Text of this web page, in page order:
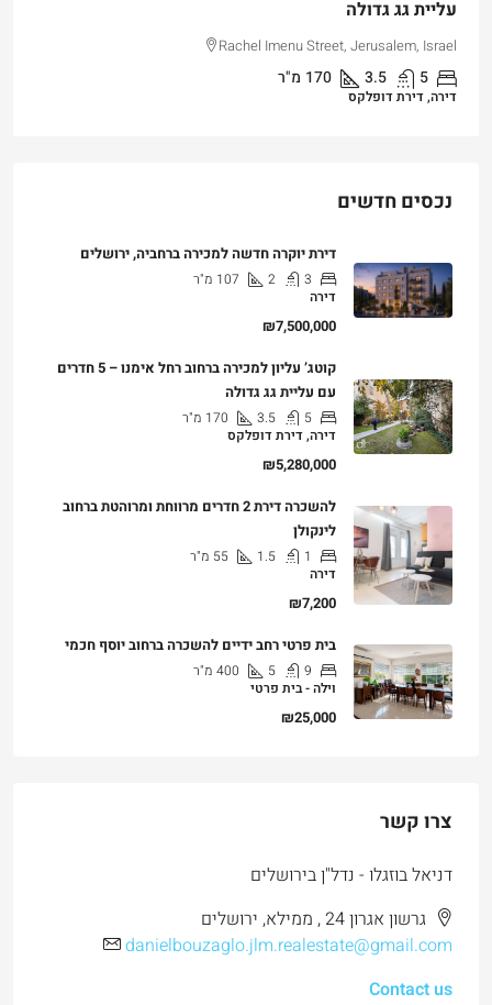
עליית גג גדולה
Rachel Imenu Street, Jerusalem, Israel
5
3.5
170 מ"ר
דירה, דירת דופלקס
נכסים חדשים
דירת יוקרה חדשה למכירה ברחביה, ירושלים
3
2
107 מ"ר
דירה
₪7,500,000
קוטג’ עליון למכירה ברחוב רחל אימנו – 5 חדרים
עם עליית גג גדולה
5
3.5
170 מ"ר
דירה, דירת דופלקס
₪5,280,000
להשכרה דירת 2 חדרים מרווחת ומרוהטת ברחוב
לינקולן
1
1.5
55 מ"ר
דירה
₪7,200
בית פרטי רחב ידיים להשכרה ברחוב יוסף חכמי
9
5
400 מ"ר
וילה - בית פרטי
₪25,000
צרו קשר
דניאל בוזגלו - נדל"ן בירושלים
גרשון אגרון 24 , ממילא, ירושלים
danielbouzaglo.jlm.realestate@gmail.com
Contact us